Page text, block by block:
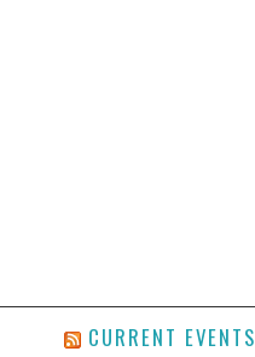
CURRENT EVENTS